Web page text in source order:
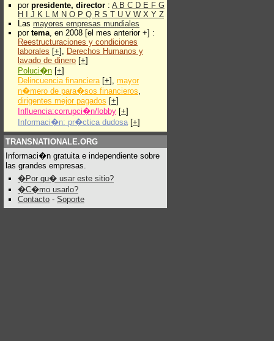
por presidente, director : A B C D E F G
H
J K L M N O P Q R S T U V W X Y Z
Las mayores empresas mundiales
por tema, en 2008 [el mes anterior +] :
Reestructuraciones y condiciones
laborales [+], Derechos Humanos y
lavado de dinero [+]
Poluci�n [+]
Delincuencia financiera[+], mayor
n�mero de para�sos financieros,
dirigentes mejor pagados [+]
Influencia:corrupci�n/lobby [+]
Informaci�n: pr�ctica dudosa [+]
TRANSNATIONALE.ORG
Informaci�n gratuita e independiente sobre
las grandes empresas.
�Por qu� usar este sitio?
�C�mo usarlo?
Contacto - Soporte